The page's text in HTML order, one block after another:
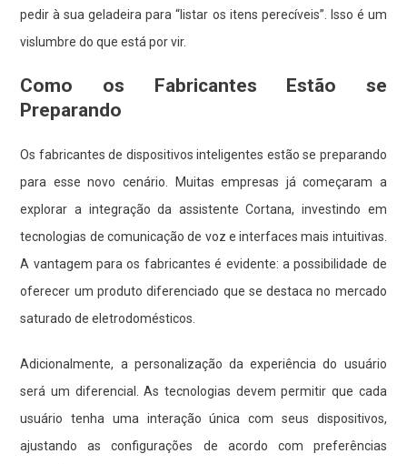
pedir à sua geladeira para “listar os itens perecíveis”. Isso é um
vislumbre do que está por vir.
Como os Fabricantes Estão se
Preparando
Os fabricantes de dispositivos inteligentes estão se preparando
para esse novo cenário. Muitas empresas já começaram a
explorar a integração da assistente Cortana, investindo em
tecnologias de comunicação de voz e interfaces mais intuitivas.
A vantagem para os fabricantes é evidente: a possibilidade de
oferecer um produto diferenciado que se destaca no mercado
saturado de eletrodomésticos.
Adicionalmente, a personalização da experiência do usuário
será um diferencial. As tecnologias devem permitir que cada
usuário tenha uma interação única com seus dispositivos,
ajustando as configurações de acordo com preferências